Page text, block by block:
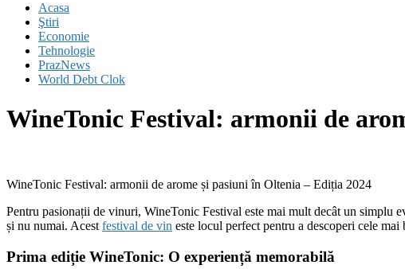
Acasa
Ştiri
Economie
Tehnologie
PrazNews
World Debt Clok
WineTonic Festival: armonii de
WineTonic Festival: armonii de arome și pasiuni în Oltenia – Ediția 2024
Pentru pasionații de vinuri, WineTonic Festival este mai mult decât un
și nu numai. Acest festival de vin este locul perfect pentru a descoperi cele
Prima ediție WineTonic: O experiență memorabilă